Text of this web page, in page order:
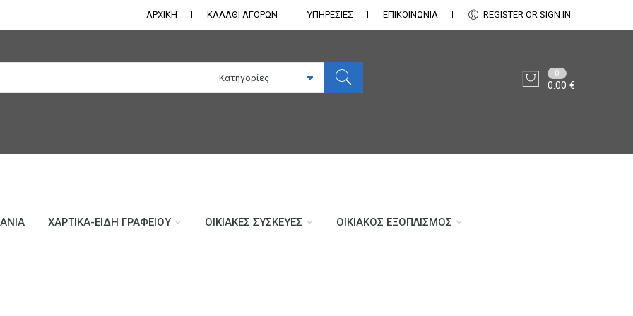
ΑΡΧΙΚΗ ΚΑΛΑΘΙ ΑΓΟΡΩΝ ΥΠΗΡΕΣΙΕΣ ΕΠΙΚΟΙΝΩΝΊΑ REGISTER OR SIGN IN
0
0.00€
ΧΑΡΤΙΚΆ-ΕΊΔΗ ΓΡΑΦΕΊΟΥ ΟΙΚΙΑΚΈΣ ΣΥΣΚΕΥΈΣ ΟΙΚΙΑΚΌΣ ΕΞΟΠΛΙΣΜΌΣ